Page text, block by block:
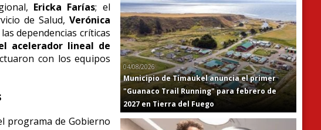
Ericka Farías; el
de Salud, Verónica
dependencias críticas
acelerador lineal de
con los equipos
programa de Gobierno
04/08/2026
Municipio de Timaukel anuncia el primer
"Guanaco Trail Running" para febrero de
2027 en Tierra del Fuego